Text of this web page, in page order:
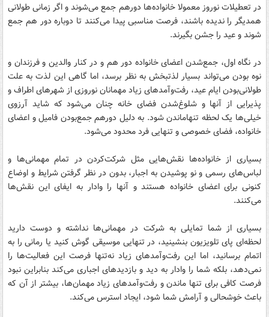
در تعطیلات نوروز معمولا خانواده‌ها دورهم جمع می‌شوند و اگر زمانی طولانی
همدیگر را ندیده باشند، فرصت مناسبی پیدا می‌کنند تا دوباره دور هم جمع
شوند و عید را جشن بگیرند.
در نگاه اول، جمع‌شدن اعضای خانواده دور هم و در کنار والدین و فرزندان و
نوه بودن می‌تواند بسیار لذتبخش به نظر برسد، اما گاهی این لذت به علت
طولانی‌بودن ایام عید، رفت‌وآمدهای زیاد مهمانان نوروزی از شهرهای اطراف و
پذیرایی از آنها‌ و شلوغ‌شدن فضای خانه چنان می‌شود که شاید آرزوی
خیلی‌ها یک لحظه تنهاماندن شود. به دلیل دورهم جمع‌بودن فامیل و اعضای
خانواده، فضای خصوصی و تنهایی فرد محدود می‌شود.
بسیاری از خانواده‌ها نقش‌هایی مثل شرکت‌کردن در تمام مهمانی‌ها و
لباس‌های رسمی و نو پوشیدن به اجبار، بدون در نظر گرفتن شرایط و اوضاع
کنونی برای اعضای خانواده هستند و آنها را وادار به ایفای این نقش‌ها
می‌کنند.
بسیاری از شما تمایلی به شرکت در مهمانی‌ها نداشته و دوست دارید
لحظه‌ای پای تلویزیون بنشینید، در تنهایی موسیقی گوش کنید یا رمانی را به
اتمام برسانید، اما این رفت‌وآمدهای زیاد نه‌تنها فرصت این فعالیت‌ها را
نمی‌دهد، بلکه شما را وادار به دید و بازدیدهای اجباری می‌کند بنابراین نبود
فرصت کافی برای تنها ماندن و رفت‌وآمدهای زیاد مهمان‌ها، بیشتر از آن که
باعث خوشحالی و آرامش شما شود، ایجاد استرس می‌کند.